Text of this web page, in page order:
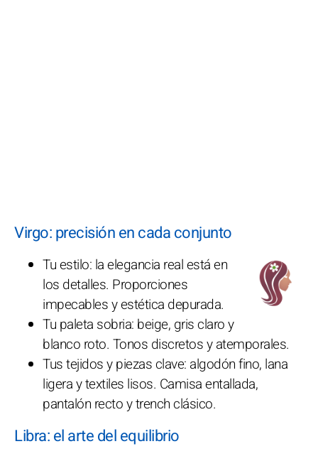
Virgo: precisión en cada conjunto
Tu estilo: la elegancia real está en
los detalles. Proporciones
impecables y estética depurada.
Tu paleta sobria: beige, gris claro y
blanco roto. Tonos discretos y atemporales.
Tus tejidos y piezas clave: algodón fino, lana
ligera y textiles lisos. Camisa entallada,
pantalón recto y trench clásico.
Libra: el arte del equilibrio